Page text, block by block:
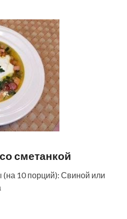
сметанкой
10 порций): Свиной или